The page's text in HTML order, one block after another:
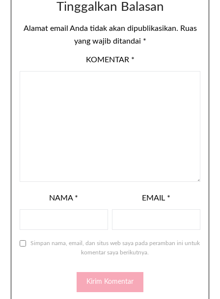
Tinggalkan Balasan
Alamat email Anda tidak akan dipublikasikan. Ruas
yang wajib ditandai *
KOMENTAR *
NAMA * EMAIL *
Simpan nama, email, dan situs web saya pada peramban ini untuk
komentar saya berikutnya.